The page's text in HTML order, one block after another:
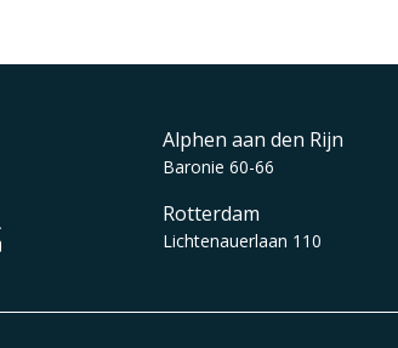
Alphen aan den Rijn
Baronie 60-66
Rotterdam
Lichtenauerlaan 110